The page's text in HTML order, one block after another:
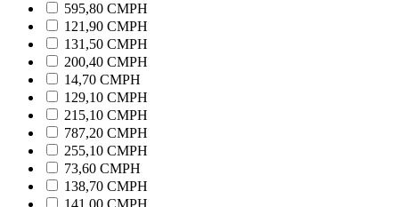
595,80 CMPH
121,90 CMPH
131,50 CMPH
200,40 CMPH
14,70 CMPH
129,10 CMPH
215,10 CMPH
787,20 CMPH
255,10 CMPH
73,60 CMPH
138,70 CMPH